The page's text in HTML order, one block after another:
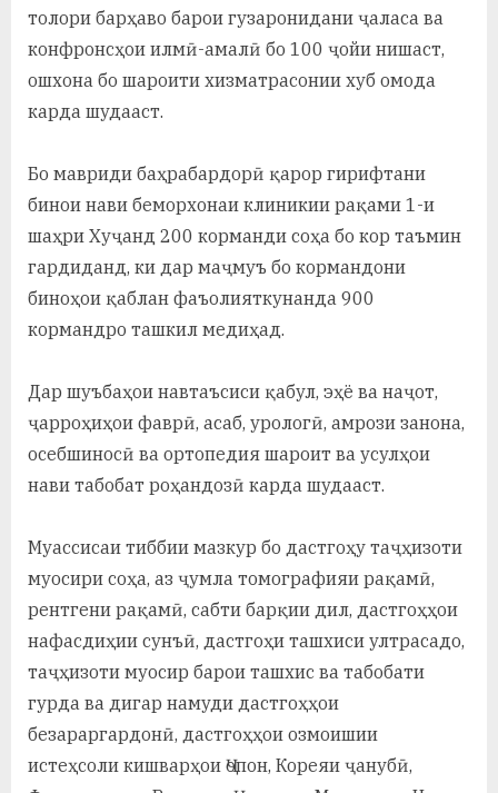
толори барҳаво барои гузаронидани ҷаласа ва
конфронсҳои илмӣ-амалӣ бо 100 ҷойи нишаст,
ошхона бо шароити хизматрасонии хуб омода
карда шудааст.
Бо мавриди баҳрабардорӣ қарор гирифтани
бинои нави беморхонаи клиникии рақами 1-и
шаҳри Хуҷанд 200 корманди соҳа бо кор таъмин
гардиданд, ки дар маҷмуъ бо кормандони
биноҳои қаблан фаъолияткунанда 900
кормандро ташкил медиҳад.
Дар шуъбаҳои навтаъсиси қабул, эҳё ва наҷот,
ҷарроҳиҳои фаврӣ, асаб, урологӣ, амрози занона,
осебшиносӣ ва ортопедия шароит ва усулҳои
нави табобат роҳандозӣ карда шудааст.
Муассисаи тиббии мазкур бо дастгоҳу таҷҳизоти
муосири соҳа, аз ҷумла томографияи рақамӣ,
рентгени рақамӣ, сабти барқии дил, дастгоҳҳои
нафасдиҳии сунъӣ, дастгоҳи ташхиси ултрасадо,
таҷҳизоти муосир барои ташхис ва табобати
гурда ва дигар намуди дастгоҳҳои
безараргардонӣ, дастгоҳҳои озмоишии
истеҳсоли кишварҳои Ҷопон, Кореяи ҷанубӣ,